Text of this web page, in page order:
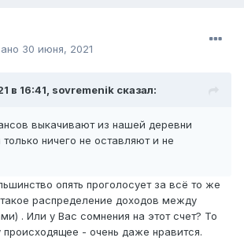
30 июня, 2021
в 16:41, sovremenik сказал:
выкачивают из нашей деревни
ничего не оставляют и не
опять проголосует за всё то же
распределение доходов между
. Или у Вас сомнения на этот счет? То
происходящее - очень даже нравится.